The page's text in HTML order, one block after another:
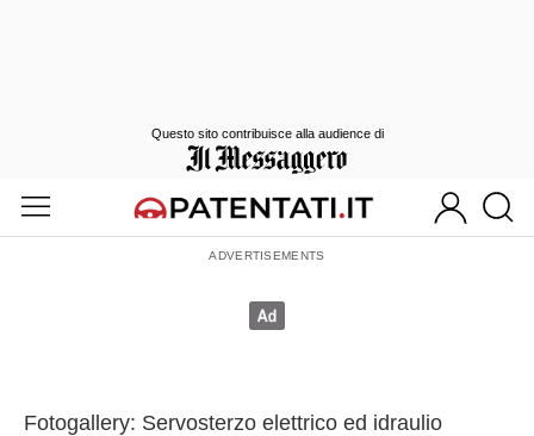
Fotogallery: Servosterzo elettrico ed idraulio
Questo sito contribuisce alla audience di